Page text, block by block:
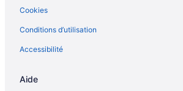
Cookies
Conditions d’utilisation
Accessibilité
Aide